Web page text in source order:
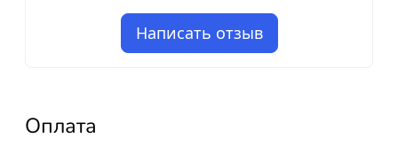
Написать отзыв
Оплата